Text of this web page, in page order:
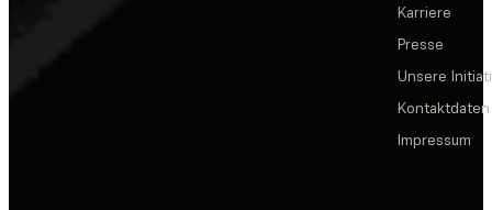
Karriere
Presse
Unsere
Kontaktdaten
Impressum